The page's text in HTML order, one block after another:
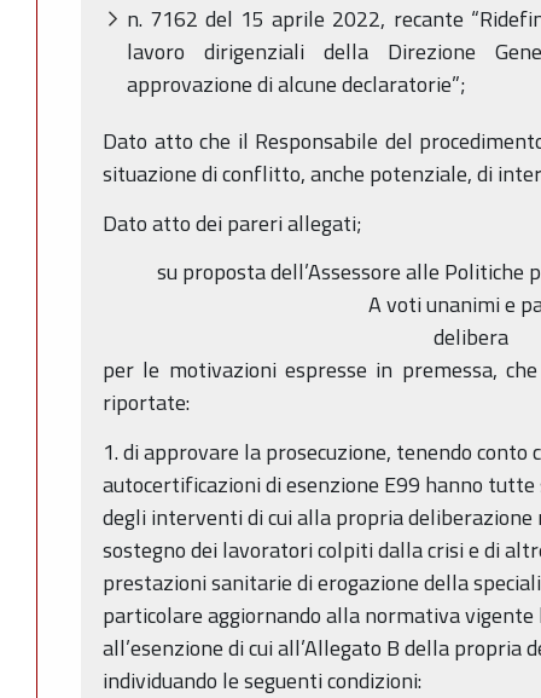
n. 7162 del 15 aprile 2022, recante
lavoro dirigenziali della Direzione
approvazione di alcune declaratorie”;
Dato atto che il Responsabile del
situazione di conflitto, anche potenziale, di
Dato atto dei pareri allegati;
su proposta dell’Assessore alle Politiche
A voti unanimi e
delibera
per le motivazioni espresse in premessa,
riportate:
1. di approvare la prosecuzione, tenendo conto
autocertificazioni di esenzione E99 hanno
degli interventi di cui alla propria
sostegno dei lavoratori colpiti dalla crisi e di
prestazioni sanitarie di erogazione della
particolare aggiornando alla normativa vigente
all’esenzione di cui all’Allegato B della propria
individuando le seguenti condizioni: